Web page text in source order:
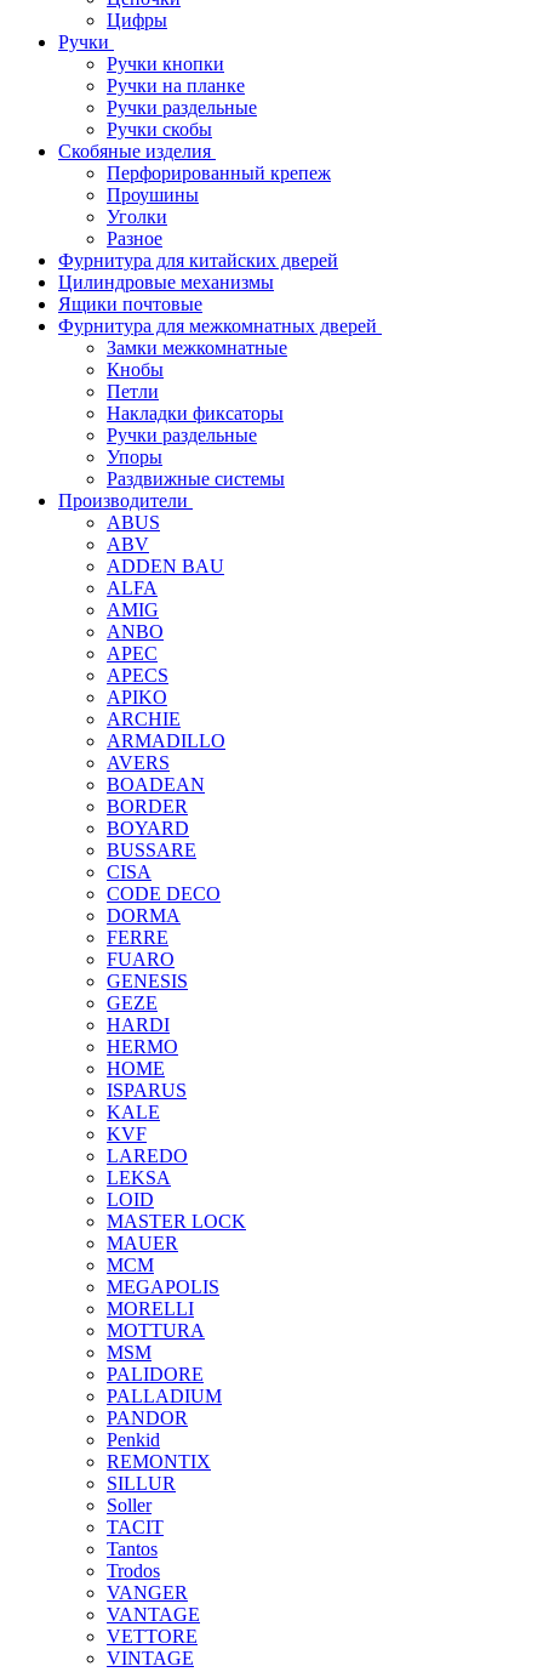
Цифры
Ручки
Ручки кнопки
Ручки на планке
Ручки раздельные
Ручки скобы
Скобяные изделия
Перфорированный крепеж
Проушины
Уголки
Разное
Фурнитура для китайских дверей
Цилиндровые механизмы
Ящики почтовые
Фурнитура для межкомнатных дверей
Замки межкомнатные
Кнобы
Петли
Накладки фиксаторы
Ручки раздельные
Упоры
Раздвижные системы
Производители
ABUS
ABV
ADDEN BAU
ALFA
AMIG
ANBO
APEC
APECS
APIKO
ARCHIE
ARMADILLO
AVERS
BOADEAN
BORDER
BOYARD
BUSSARE
CISA
CODE DECO
DORMA
FERRE
FUARO
GENESIS
GEZE
HARDI
HERMO
HOMЕ
ISPARUS
KALE
KVF
LAREDO
LEKSA
LOID
MASTER LOCK
MAUER
MCM
MEGAPOLIS
MORELLI
MOTTURA
MSM
PALIDORE
PALLADIUM
PANDOR
Penkid
REMONTIX
SILLUR
Soller
TACIT
Tantos
Trodos
VANGER
VANTAGE
VETTORE
VINTAGE